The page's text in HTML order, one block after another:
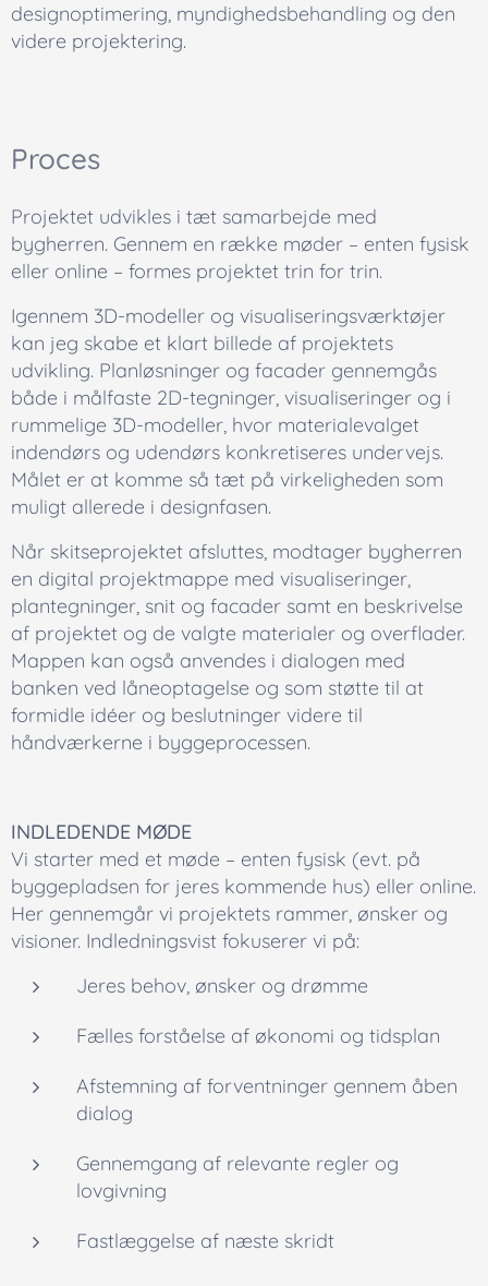
designoptimering, myndighedsbehandling og den
videre projektering.
Proces
Projektet udvikles i tæt samarbejde med
bygherren. Gennem en række møder – enten fysisk
eller online – formes projektet trin for trin.
Igennem 3D-modeller og visualiseringsværktøjer
kan jeg skabe et klart billede af projektets
udvikling. Planløsninger og facader gennemgås
både i målfaste 2D-tegninger, visualiseringer og i
rummelige 3D-modeller, hvor materialevalget
indendørs og udendørs konkretiseres undervejs.
Målet er at komme så tæt på virkeligheden som
muligt allerede i designfasen.
Når skitseprojektet afsluttes, modtager bygherren
en digital projektmappe med visualiseringer,
plantegninger, snit og facader samt en beskrivelse
af projektet og de valgte materialer og overflader.
Mappen kan også anvendes i dialogen med
banken ved låneoptagelse og som støtte til at
formidle idéer og beslutninger videre til
håndværkerne i byggeprocessen.
INDLEDENDE MØDE
Vi starter med et møde – enten fysisk (evt. på
byggepladsen for jeres kommende hus) eller online.
Her gennemgår vi projektets rammer, ønsker og
visioner. Indledningsvist fokuserer vi på:
Jeres behov, ønsker og drømme
Fælles forståelse af økonomi og tidsplan
Afstemning af forventninger gennem åben
dialog
Gennemgang af relevante regler og
lovgivning
Fastlæggelse af næste skridt